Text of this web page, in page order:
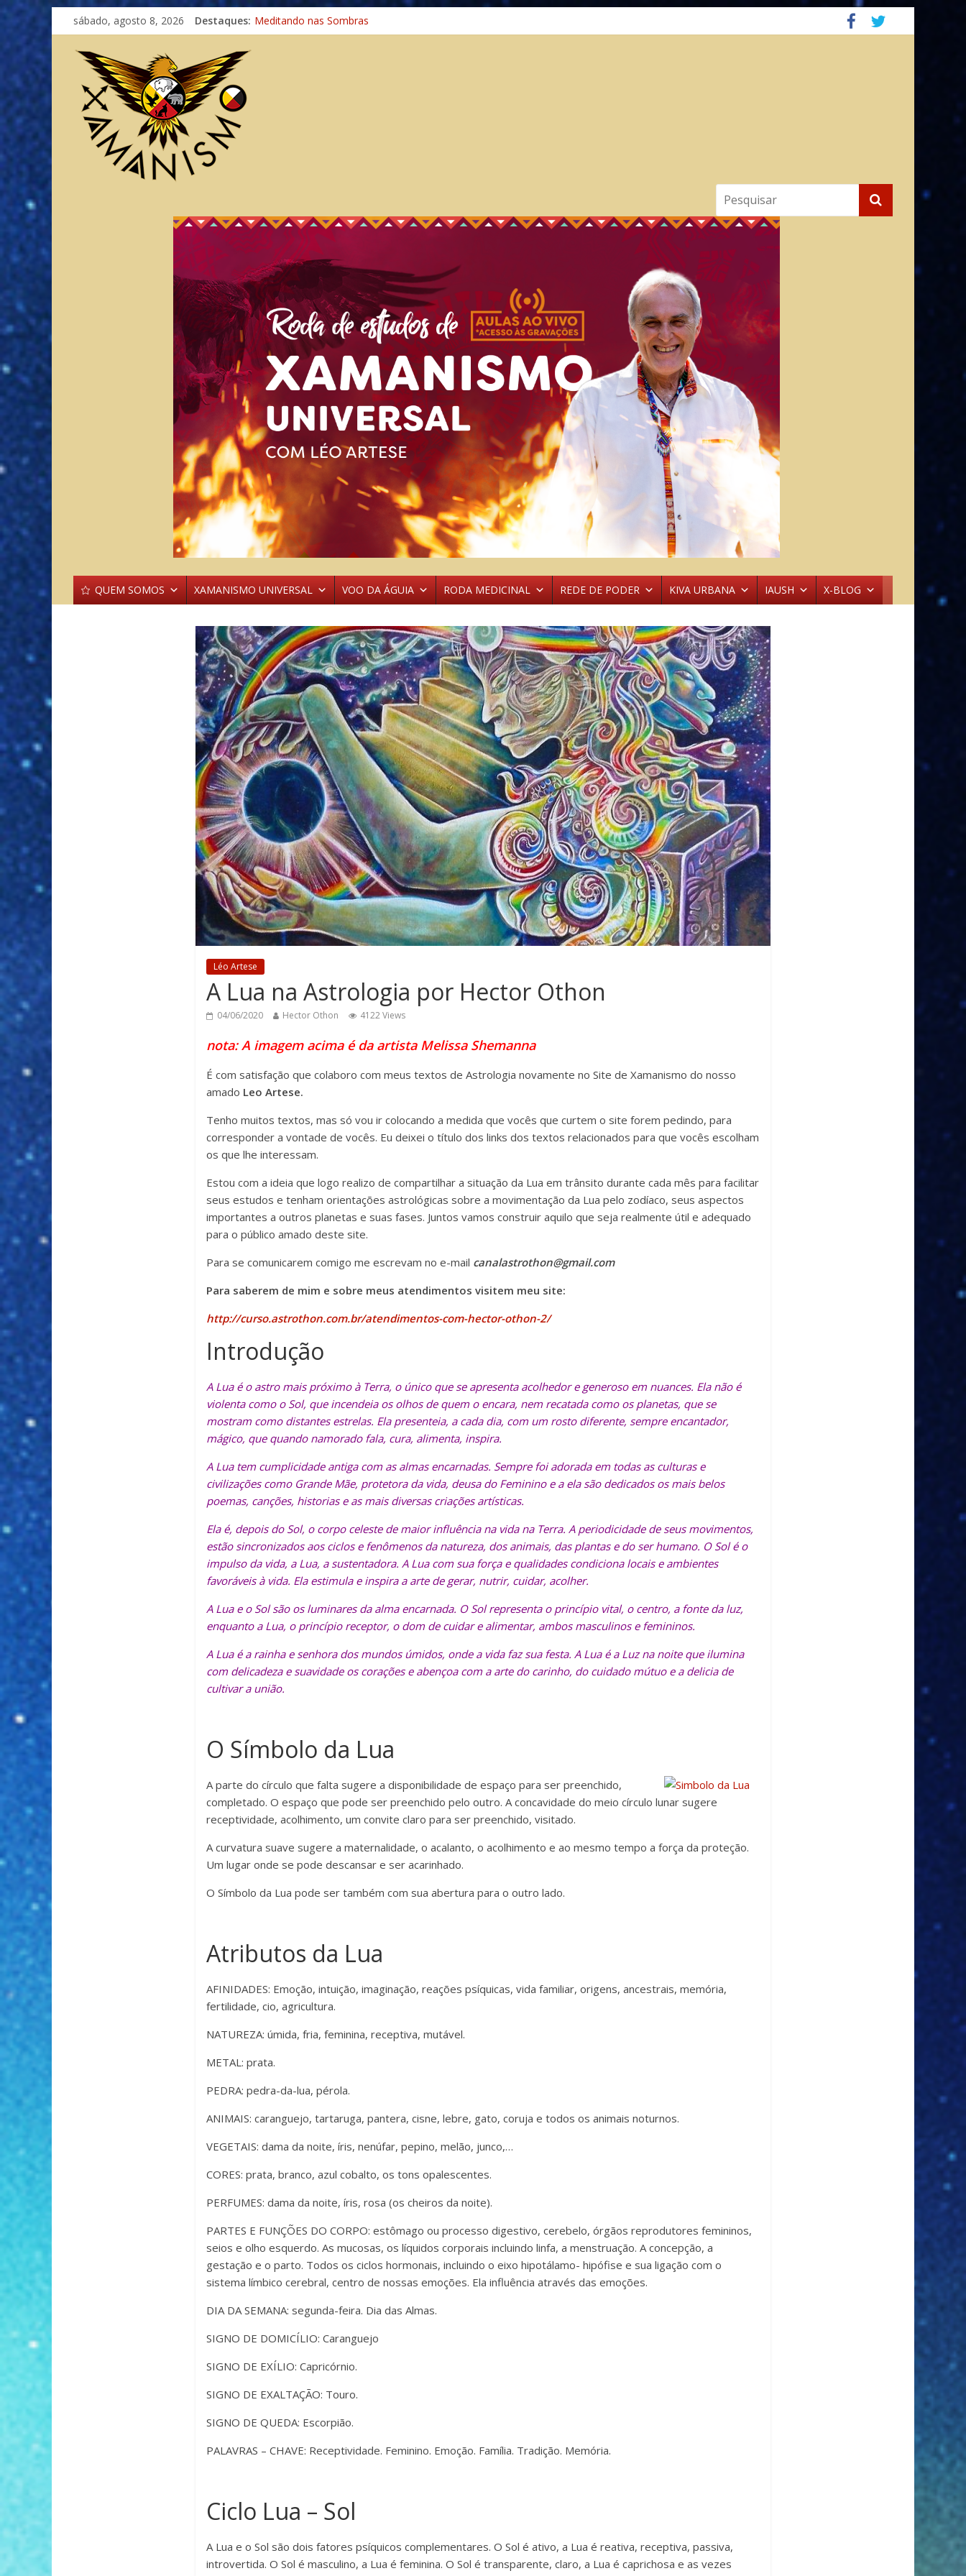
sábado, agosto 8, 2026 Destaques: Meditando nas Sombras
Autosuficiência: A Jornada do Espírito Ancestral
QUEM SOMOS XAMANISMO UNIVERSAL VOO DA ÁGUIA RODA MEDICINAL REDE DE PODER KIVA URBANA IAUSH X-BLOG
Léo Artese
A Lua na Astrologia por Hector Othon
04/06/2020 Hector Othon 4122 Views
nota: A imagem acima é da artista Melissa Shemanna
É com satisfação que colaboro com meus textos de Astrologia novamente no Site de Xamanismo do nosso
amado Leo Artese.
Tenho muitos textos, mas só vou ir colocando a medida que vocês que curtem o site forem pedindo, para
corresponder a vontade de vocês. Eu deixei o título dos links dos textos relacionados para que vocês escolham
os que lhe interessam.
Estou com a ideia que logo realizo de compartilhar a situação da Lua em trânsito durante cada mês para facilitar
seus estudos e tenham orientações astrológicas sobre a movimentação da Lua pelo zodíaco, seus aspectos
importantes a outros planetas e suas fases. Juntos vamos construir aquilo que seja realmente útil e adequado
para o público amado deste site.
Para se comunicarem comigo me escrevam no e-mail canalastrothon@gmail.com
Para saberem de mim e sobre meus atendimentos visitem meu site:
http://curso.astrothon.com.br/atendimentos-com-hector-othon-2/
Introdução
A Lua é o astro mais próximo à Terra, o único que se apresenta acolhedor e generoso em nuances. Ela não é
violenta como o Sol, que incendeia os olhos de quem o encara, nem recatada como os planetas, que se
mostram como distantes estrelas. Ela presenteia, a cada dia, com um rosto diferente, sempre encantador,
mágico, que quando namorado fala, cura, alimenta, inspira.
A Lua tem cumplicidade antiga com as almas encarnadas. Sempre foi adorada em todas as culturas e
civilizações como Grande Mãe, protetora da vida, deusa do Feminino e a ela são dedicados os mais belos
poemas, canções, historias e as mais diversas criações artísticas.
Ela é, depois do Sol, o corpo celeste de maior influência na vida na Terra. A periodicidade de seus movimentos,
estão sincronizados aos ciclos e fenômenos da natureza, dos animais, das plantas e do ser humano. O Sol é o
impulso da vida, a Lua, a sustentadora. A Lua com sua força e qualidades condiciona locais e ambientes
favoráveis à vida. Ela estimula e inspira a arte de gerar, nutrir, cuidar, acolher.
A Lua e o Sol são os luminares da alma encarnada. O Sol representa o princípio vital, o centro, a fonte da luz,
enquanto a Lua, o princípio receptor, o dom de cuidar e alimentar, ambos masculinos e femininos.
A Lua é a rainha e senhora dos mundos úmidos, onde a vida faz sua festa. A Lua é a Luz na noite que ilumina
com delicadeza e suavidade os corações e abençoa com a arte do carinho, do cuidado mútuo e a delicia de
cultivar a união.
O Símbolo da Lua
A parte do círculo que falta sugere a disponibilidade de espaço para ser preenchido,
completado. O espaço que pode ser preenchido pelo outro. A concavidade do meio círculo lunar sugere
receptividade, acolhimento, um convite claro para ser preenchido, visitado.
A curvatura suave sugere a maternalidade, o acalanto, o acolhimento e ao mesmo tempo a força da proteção.
Um lugar onde se pode descansar e ser acarinhado.
O Símbolo da Lua pode ser também com sua abertura para o outro lado.
Atributos da Lua
AFINIDADES: Emoção, intuição, imaginação, reações psíquicas, vida familiar, origens, ancestrais, memória,
fertilidade, cio, agricultura.
NATUREZA: úmida, fria, feminina, receptiva, mutável.
METAL: prata.
PEDRA: pedra-da-lua, pérola.
ANIMAIS: caranguejo, tartaruga, pantera, cisne, lebre, gato, coruja e todos os animais noturnos.
VEGETAIS: dama da noite, íris, nenúfar, pepino, melão, junco,…
CORES: prata, branco, azul cobalto, os tons opalescentes.
PERFUMES: dama da noite, íris, rosa (os cheiros da noite).
PARTES E FUNÇÕES DO CORPO: estômago ou processo digestivo, cerebelo, órgãos reprodutores femininos,
seios e olho esquerdo. As mucosas, os líquidos corporais incluindo linfa, a menstruação. A concepção, a
gestação e o parto. Todos os ciclos hormonais, incluindo o eixo hipotálamo- hipófise e sua ligação com o
sistema límbico cerebral, centro de nossas emoções. Ela influência através das emoções.
DIA DA SEMANA: segunda-feira. Dia das Almas.
SIGNO DE DOMICÍLIO: Caranguejo
SIGNO DE EXÍLIO: Capricórnio.
SIGNO DE EXALTAÇÃO: Touro.
SIGNO DE QUEDA: Escorpião.
PALAVRAS – CHAVE: Receptividade. Feminino. Emoção. Família. Tradição. Memória.
Ciclo Lua – Sol
A Lua e o Sol são dois fatores psíquicos complementares. O Sol é ativo, a Lua é reativa, receptiva, passiva,
introvertida. O Sol é masculino, a Lua é feminina. O Sol é transparente, claro, a Lua é caprichosa e as vezes